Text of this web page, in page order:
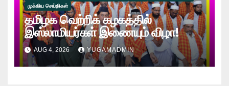
முக்கிய செய்திகள்
தமிழக வெற்றிக் கழகத்தில்
இஸ்லாமியர்கள் இணையும் விழா!
AUG 4, 2026 YUGAMADMIN